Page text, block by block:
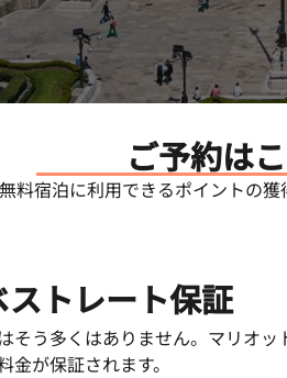
ご予約は
料宿泊に利用できるポイントの
トレート保証
そう多くはありません。マリオッ
が保証されます。